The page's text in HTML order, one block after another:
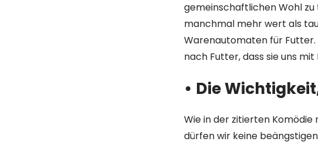
gemeinschaftlichen Wohl zu
manchmal mehr wert als
Warenautomaten für
nach Futter, dass sie uns
• Die
Wie in der zitierten Komödie
dürfen wir keine